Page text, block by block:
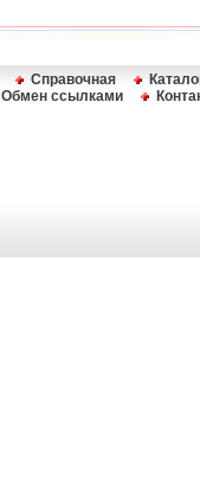
Справочная
Обмен ссылками